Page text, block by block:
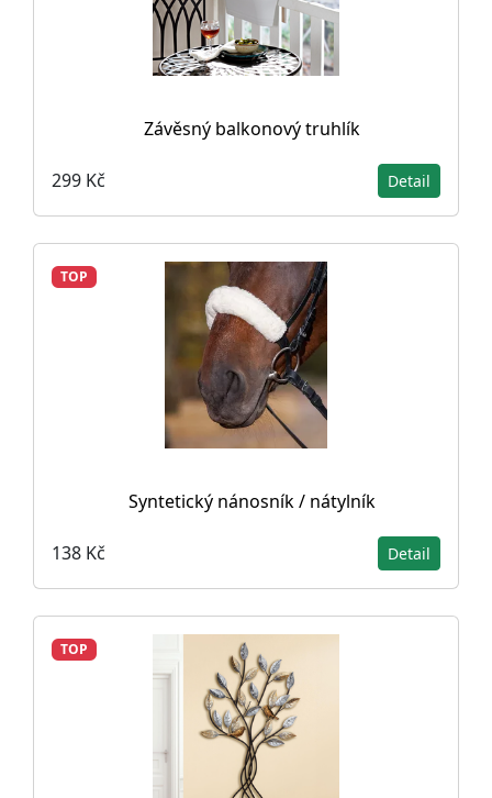
Závěsný balkonový truhlík
299 Kč Detail
TOP
Syntetický nánosník / nátylník
138 Kč Detail
TOP